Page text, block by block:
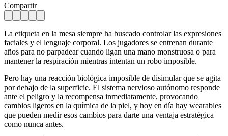
Compartir
La etiqueta en la mesa siempre ha buscado controlar las expresiones
faciales y el lenguaje corporal. Los jugadores se entrenan durante
años para no parpadear cuando ligan una mano monstruosa o para
mantener la respiración mientras intentan un robo imposible.
Pero hay una reacción biológica imposible de disimular que se agita
por debajo de la superficie. El sistema nervioso autónomo responde
ante el peligro y la recompensa inmediatamente, provocando
cambios ligeros en la química de la piel, y hoy en día hay wearables
que pueden medir esos cambios para darte una ventaja estratégica
como nunca antes.